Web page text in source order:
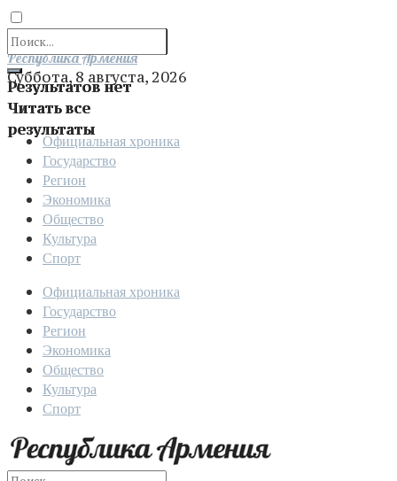
Результатов нет
Читать все
результаты
Отправить
Республика Армения
Суббота, 8 августа, 2026
Официальная хроника
Государство
Регион
Экономика
Общество
Культура
Спорт
Официальная хроника
Государство
Регион
Экономика
Общество
Культура
Спорт